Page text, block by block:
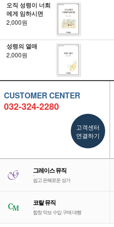
오직 성령이 너희
에게 임하시면
2,000원
성령의 열매
2,000원
CUSTOMER CENTER
032-324-2280
고객센터
연결하기
그레이스 뮤직
-
쉽고 은혜로운 성가
코랄 뮤직
-
합창 악보 수입 구매 대행